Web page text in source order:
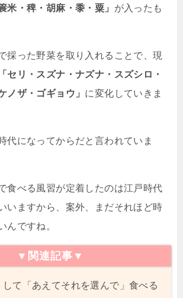
米・稗・胡麻・黍・粟」 が入ったも
採った野菜を取り入れることで、現
「セリ・スズナ・ナズナ・スズシロ・
ノザ・ゴギョウ」 に変化していきま
代になってからだと言われていま
食べる風習が定着したのは江戸時代
いますから、案外、まだそれほど時
んですね。
▼関連記事▼
て「あえてそれを選んで」食べる